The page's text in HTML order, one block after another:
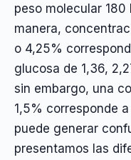
peso molecular 180
manera,
o 4,25%
glucosa de 1,36,
sin embargo, una
1,5% corresponde
puede generar
presentamos las